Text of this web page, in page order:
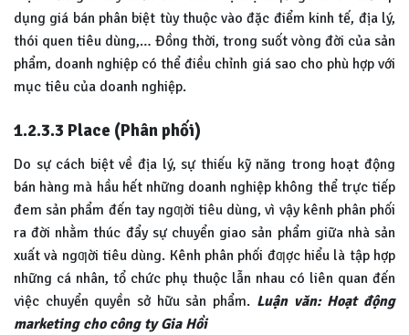
dụng giá bán phân biệt tùy thuộc vào đặc điểm kinh tế, địa lý,
thói quen tiêu dùng,… Đồng thời, trong suốt vòng đời của sản
phẩm, doanh nghiệp có thể điều chỉnh giá sao cho phù hợp với
mục tiêu của doanh nghiệp.
1.2.3.3 Place (Phân phối)
Do sự cách biệt về địa lý, sự thiếu kỹ năng trong hoạt động
bán hàng mà hầu hết những doanh nghiệp không thể trực tiếp
đem sản phẩm đến tay ngƣời tiêu dùng, vì vậy kênh phân phối
ra đời nhằm thúc đẩy sự chuyển giao sản phẩm giữa nhà sản
xuất và ngƣời tiêu dùng. Kênh phân phối đƣợc hiểu là tập hợp
những cá nhân, tổ chức phụ thuộc lẫn nhau có liên quan đến
việc chuyển quyền sở hữu sản phẩm. Luận văn: Hoạt động
marketing cho công ty Gia Hồi